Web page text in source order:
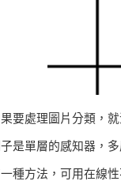
要處理圖片分類，
子是單層的感知器，
種方法，可用在線